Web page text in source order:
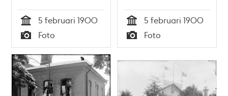
Roslagstulls sjukhus
Tid
5 februari 1900
Typ
Foto
Roslagstulls sjukhus
Tid
5 februari 1900
Typ
Foto